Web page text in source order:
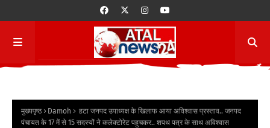
मुख्यपृष्ठ Damoh
हटा जनपद उपाध्यक्ष के खिलाफ आया अविश्वास प्रस्ताव.. जनपद
पंचायत के 17 में से 15 सदस्यों ने कलेक्टोरेट पहुचकर.. शपथ पत्र के साथ अविश्वास